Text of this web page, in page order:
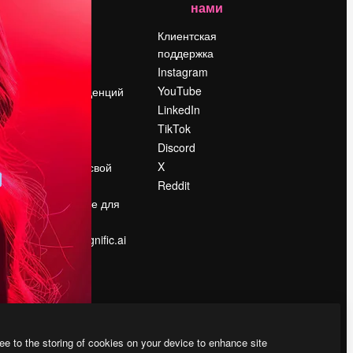
Поиск тенденций
Продайте свой
контент
Помещение для
прессы
Ищете magnific.ai
нами
Клиентская
поддержка
Instagram
YouTube
LinkedIn
TikTok
Discord
X
Reddit
to the storing of cookies on your device to enhance site